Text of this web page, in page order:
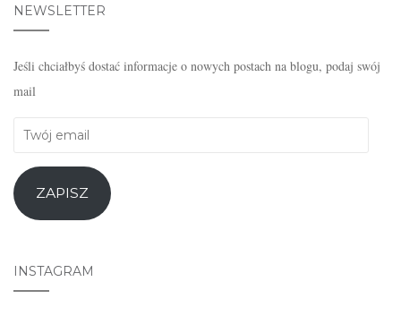
NEWSLETTER
Jeśli chciałbyś dostać informacje o nowych postach na blogu, podaj swój
mail
Twój
ZAPISZ
INSTAGRAM